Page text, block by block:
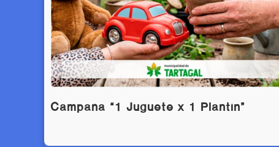
Campaña “1 Juguete x 1 Plantín”